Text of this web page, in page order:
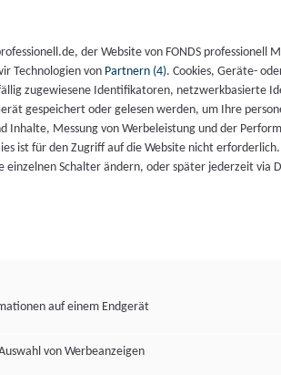
der Website von FONDS professionell
Technologien von Partnern (4). Cookies, Geräte-
zugewiesene Identifikatoren, netzwerkbasierte
gespeichert oder gelesen werden, um Ihre
Inhalte, Messung von Werbeleistung und der
ist für den Zugriff auf die Website nicht
einzelnen Schalter ändern, oder später jederzeit via
auf einem Endgerät
von Werbeanzeigen